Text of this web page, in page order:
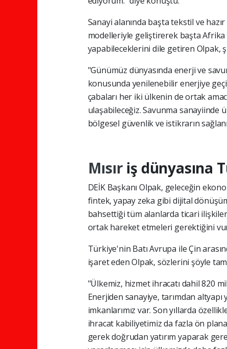
Sanayi alanında başta tekstil ve
modelleriyle geliştirerek başta
yapabileceklerini dile getiren Olpak,
"Günümüz dünyasında enerji ve
konusunda yenilenebilir enerjiye
çabaları her iki ülkenin de ortak
ulaşabileceğiz. Savunma sanayiinde
bölgesel güvenlik ve istikrarın
Mısır iş dünyasına
DEİK Başkanı Olpak, geleceğin
fintek, yapay zeka gibi dijital
bahsettiği tüm alanlarda ticari
ortak hareket etmeleri gerektiğini
Türkiye'nin Batı Avrupa ile Çin
işaret eden Olpak, sözlerini şöyle
"Ülkemiz, hizmet ihracatı dahil 820
Enerjiden sanayiye, tarımdan altyapı
imkanlarımız var. Son yıllarda
ihracat kabiliyetimiz da fazla ön plana
gerek doğrudan yatırım yaparak